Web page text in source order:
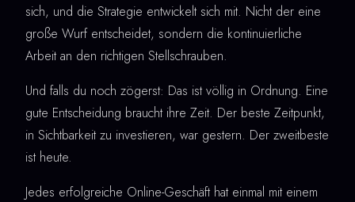
sich, und die Strategie entwickelt sich mit. Nicht der eine
große Wurf entscheidet, sondern die kontinuierliche
Arbeit an den richtigen Stellschrauben.
Und falls du noch zögerst: Das ist völlig in Ordnung. Eine
gute Entscheidung braucht ihre Zeit. Der beste Zeitpunkt,
in Sichtbarkeit zu investieren, war gestern. Der zweitbeste
ist heute.
Jedes erfolgreiche Online-Geschäft hat einmal mit einem